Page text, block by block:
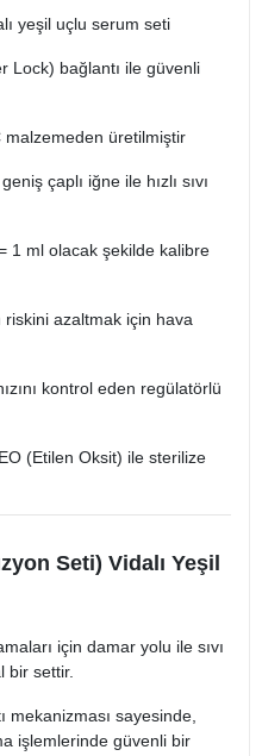
yeşil uçlu serum seti
Lock) bağlantı ile güvenli
malzemeden üretilmiştir
çaplı iğne ile hızlı sıvı
1 ml olacak şekilde kalibre
riskini azaltmak için hava
kontrol eden regülatörlü
(Etilen Oksit) ile sterilize
Seti) Vidalı Yeşil
için damar yolu ile sıvı
bir settir.
mekanizması sayesinde,
işlemlerinde güvenli bir